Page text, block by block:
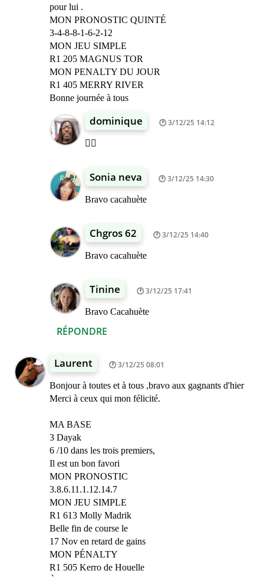
pour lui .
MON PRONOSTIC QUINTÉ
3-4-8-8-1-6-2-12
MON JEU SIMPLE
R1 205 MAGNUS TOR
MON PENALTY DU JOUR
R1 405 MERRY RIVER
Bonne journée à tous
RÉPONDRE
dominique 3/12/25 14:12
👍🏾
Sonia neva 3/12/25 14:30
Bravo cacahuète
Chgros 62 3/12/25 14:40
Bravo cacahuète
Tinine 3/12/25 17:41
Bravo Cacahuète
Laurent 3/12/25 08:01
Bonjour à toutes et à tous ,bravo aux gagnants d'hier
Merci à ceux qui mon félicité.
MA BASE
3 Dayak
6 /10 dans les trois premiers,
Il est un bon favori
MON PRONOSTIC
3.8.6.11.1.12.14.7
MON JEU SIMPLE
R1 613 Molly Madrik
Belle fin de course le
17 Nov en retard de gains
MON PÉNALTY
R1 505 Kerro de Houelle